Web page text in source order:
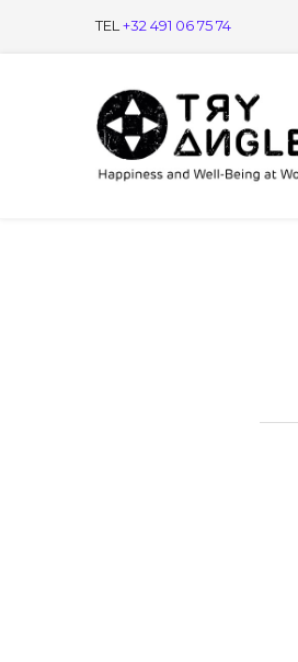
TEL +32 491 06 75 74